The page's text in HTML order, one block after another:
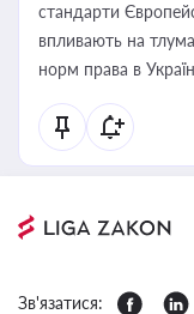
стандарти
впливають на
норм права в
Зв'язатися: